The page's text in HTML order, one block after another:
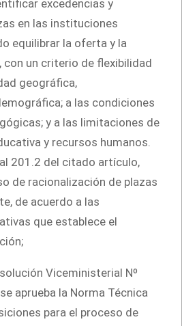
excedencias y
en las instituciones
equilibrar la oferta y la
con un criterio de flexibilidad
geográfica,
a las condiciones
y a las limitaciones de
y recursos humanos.
201.2 del citado artículo,
de racionalización de plazas
de acuerdo a las
que establece el
Viceministerial Nº
aprueba la Norma Técnica
para el proceso de